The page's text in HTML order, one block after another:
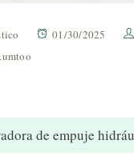
01/30/2025
de empuje